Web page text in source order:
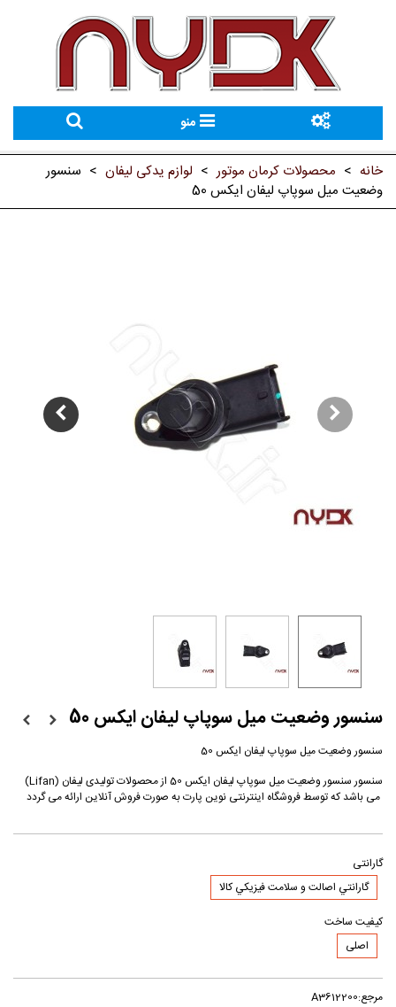
منو
خانه > محصولات کرمان موتور > لوازم یدکی لیفان > سنسور
وضعیت میل سوپاپ لیفان ایکس 50
سنسور وضعیت میل سوپاپ لیفان ایکس 50
سنسور وضعیت میل سوپاپ لیفان ایکس 50
سنسور سنسور وضعیت میل سوپاپ لیفان ایکس 50 از محصولات تولیدی لیفان (Lifan)
می باشد که توسط فروشگاه اینترنتی نوین پارت به صورت فروش آنلاین ارائه می گردد
گارانتی
گارانتي اصالت و سلامت فيزيکي کالا
کیفیت ساخت
اصلی
مرجع:A3612200